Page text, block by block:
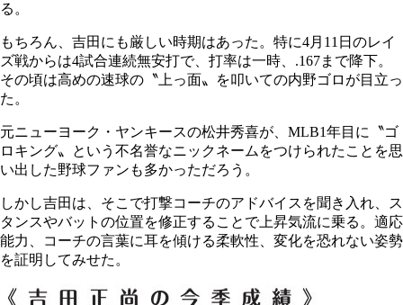
る。
もちろん、吉田にも厳しい時期はあった。特に4月11日のレイ
ズ戦からは4試合連続無安打で、打率は一時、.167まで降下。
その頃は高めの速球の〝上っ面〟を叩いての内野ゴロが目立っ
た。
元ニューヨーク・ヤンキースの松井秀喜が、MLB1年目に〝ゴ
ロキング〟という不名誉なニックネームをつけられたことを思
い出した野球ファンも多かっただろう。
しかし吉田は、そこで打撃コーチのアドバイスを聞き入れ、ス
タンスやバットの位置を修正することで上昇気流に乗る。適応
能力、コーチの言葉に耳を傾ける柔軟性、変化を恐れない姿勢
を証明してみせた。